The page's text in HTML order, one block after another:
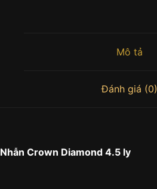
Mô tả
Đánh giá (0)
Nhẫn Crown Diamond 4.5 ly